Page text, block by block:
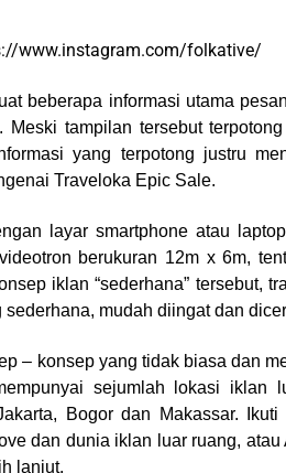
www.instagram.com/folkative/
beberapa informasi utama
tampilan tersebut
yang terpotong justru
Traveloka Epic Sale.
layar smartphone atau
berukuran 12m x 6m,
iklan “sederhana” tersebut,
mudah diingat dan
– konsep yang tidak biasa dan
sejumlah lokasi iklan
Bogor dan Makassar.
dan dunia iklan luar ruang,
lanjut.